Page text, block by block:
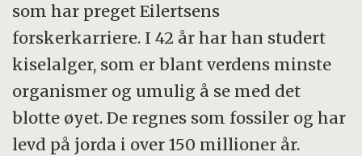
som har preget Eilertsens
forskerkarriere. I 42 år har han studert
kiselalger, som er blant verdens minste
organismer og umulig å se med det
blotte øyet. De regnes som fossiler og har
levd på jorda i over 150 millioner år.